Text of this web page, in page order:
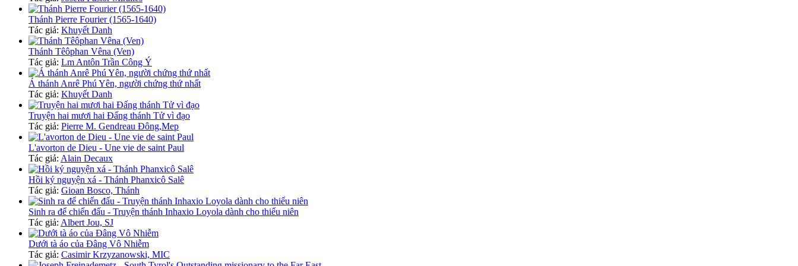
Thánh Pierre Fourier (1565-1640)
Tác giả: Khuyết Danh
Thánh Têôphan Vêna (Ven)
Tác giả: Lm Antôn Trần Công Ý
Á thánh Anrê Phú Yên, người chứng thứ nhất
Tác giả: Khuyết Danh
Truyện hai mươi hai Đấng thánh Tử vì đạo
Tác giả: Pierre M. Gendreau Đông,Mep
L'avorton de Dieu - Une vie de saint Paul
Tác giả: Alain Decaux
Hồi ký nguyện xá - Thánh Phanxicô Salê
Tác giả: Gioan Bosco, Thánh
Sinh ra để chiến đấu - Truyện thánh Inhaxio Loyola dành cho thiếu niên
Tác giả: Albert Jou, SJ
Dưới tà áo của Đâng Vô Nhiễm
Tác giả: Casimir Krzyzanowski, MIC